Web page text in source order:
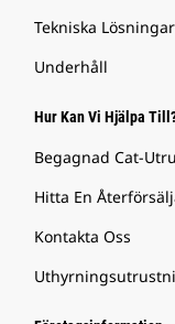
Tekniska Lösningar
Underhåll
Hur Kan Vi Hjälpa
Begagnad Cat-
Hitta En
Kontakta Oss